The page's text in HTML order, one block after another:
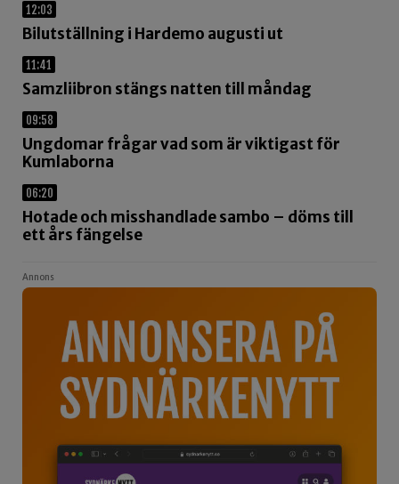
12:03
Bilutställning i Hardemo augusti ut
11:41
Samzliibron stängs natten till måndag
09:58
Ungdomar frågar vad som är viktigast för
Kumlaborna
06:20
Hotade och misshandlade sambo – döms till
ett års fängelse
Annons